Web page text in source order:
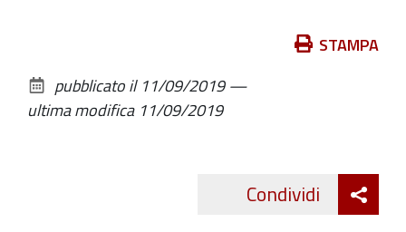
documento
STAMPA
pubblicato il 11/09/2019—
ultima modifica 11/09/2019
Condividi